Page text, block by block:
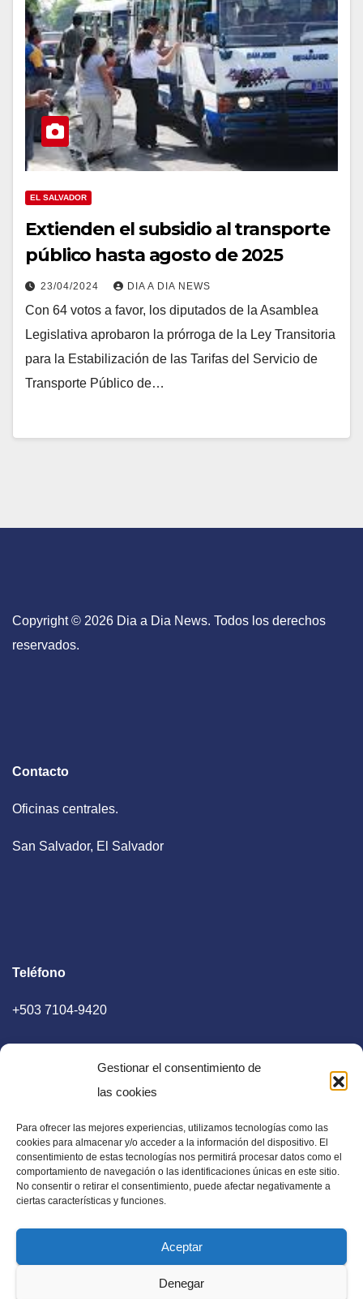
Gestionar el consentimiento de
las cookies
Para ofrecer las mejores experiencias, utilizamos tecnologías como las
cookies para almacenar y/o acceder a la información del dispositivo. El
consentimiento de estas tecnologías nos permitirá procesar datos como el
comportamiento de navegación o las identificaciones únicas en este sitio.
No consentir o retirar el consentimiento, puede afectar negativamente a
ciertas características y funciones.
Aceptar
Denegar
EL SALVADOR
Extienden el subsidio al transporte
público hasta agosto de 2025
23/04/2024 DIA A DIA NEWS
Con 64 votos a favor, los diputados de la Asamblea
Legislativa aprobaron la prórroga de la Ley Transitoria
para la Estabilización de las Tarifas del Servicio de
Transporte Público de…
Copyright © 2026 Dia a Dia News. Todos los derechos
reservados.
Contacto
Oficinas centrales.
San Salvador, El Salvador
Teléfono
+503 7104-9420
E-mail
diaadia.redaccion@gmail.com